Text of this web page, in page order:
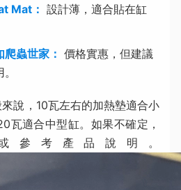
Mat： 設計薄，適合貼在缸
蟲世家： 價格實惠，但建議
說，10瓦左右的加熱墊適合小
瓦適合中型缸。如果不確定，
參考產品說明。